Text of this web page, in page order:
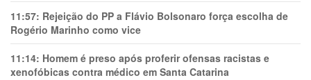
11:57: Rejeição do PP a Flávio Bolsonaro força escolha de
Rogério Marinho como vice
11:14: Homem é preso após proferir ofensas racistas e
xenofóbicas contra médico em Santa Catarina